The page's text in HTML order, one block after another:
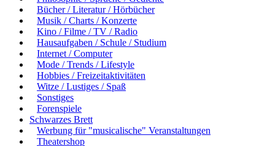
Bücher / Literatur / Hörbücher
Musik / Charts / Konzerte
Kino / Filme / TV / Radio
Hausaufgaben / Schule / Studium
Internet / Computer
Mode / Trends / Lifestyle
Hobbies / Freizeitaktivitäten
Witze / Lustiges / Spaß
Sonstiges
Forenspiele
Schwarzes Brett
Werbung für "musicalische" Veranstaltungen
Theatershop